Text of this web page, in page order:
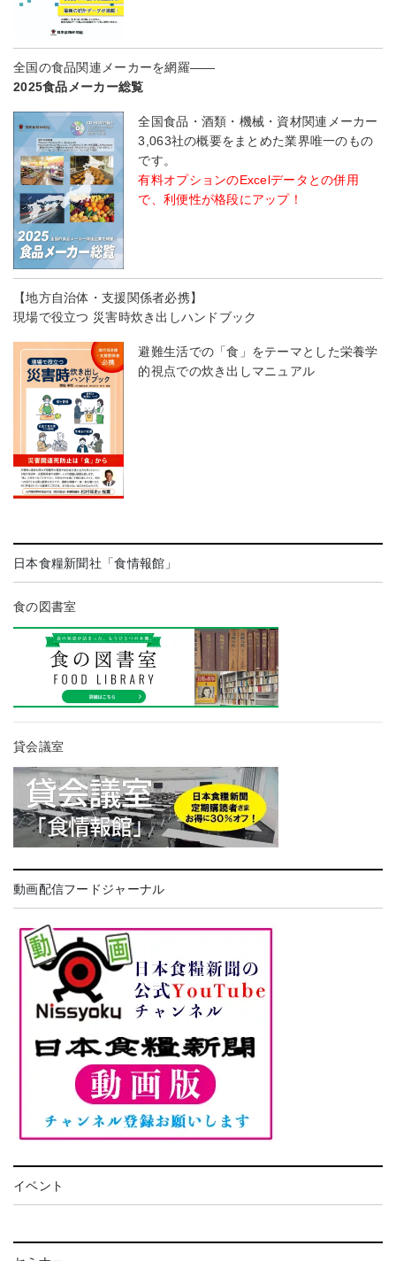
全国の食品関連メーカーを網羅――
2025食品メーカー総覧
全国食品・酒類・機械・資材関連メーカー
3,063社の概要をまとめた業界唯一のもの
です。
有料オプションのExcelデータとの併用
で、利便性が格段にアップ！
【地方自治体・支援関係者必携】
現場で役立つ 災害時炊き出しハンドブック
避難生活での「食」をテーマとした栄養学
的視点での炊き出しマニュアル
日本食糧新聞社「食情報館」
食の図書室
貸会議室
動画配信フードジャーナル
イベント